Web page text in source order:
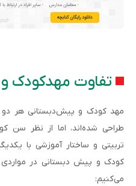
تفاوت مهدکودک
مهد کودک و پیش‌دبستانی هر دو
طراحی شده‌اند، اما از نظر سن
کودک و پیش دبستانی در
می‌کنیم: